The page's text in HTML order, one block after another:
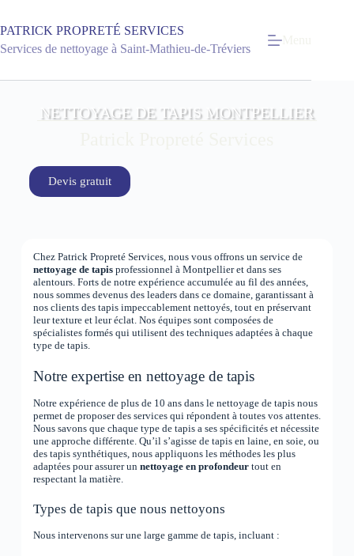
PATRICK PROPRETÉ SERVICES
Services de nettoyage à Saint-Mathieu-de-Tréviers
NETTOYAGE DE TAPIS MONTPELLIER
Devis gratuit
Chez Patrick Propreté Services, nous vous offrons un service de
nettoyage de tapisprofessionnel à Montpellier et dans ses
alentours. Forts de notre expérience accumulée au fil des années,
nous sommes devenus des leaders dans ce domaine, garantissant à
nos clients des tapis impeccablement nettoyés, tout en préservant
leur texture et leur éclat. Nos équipes sont composées de
spécialistes formés qui utilisent des techniques adaptées à chaque
type de tapis.
Notre expertise en nettoyage de tapis
Notre expérience de plus de 10 ans dans le nettoyage de tapis nous
permet de proposer des services qui répondent à toutes vos attentes.
Nous savons que chaque type de tapis a ses spécificités et nécessite
une approche différente. Qu’il s’agisse de tapis en laine, en soie, ou
des tapis synthétiques, nous appliquons les méthodes les plus
adaptées pour assurer un nettoyage en profondeurtout en
respectant la matière.
Types de tapis que nous nettoyons
Nous intervenons sur une large gamme de tapis, incluant :